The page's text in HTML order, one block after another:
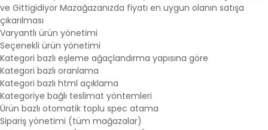
ve Gittigidiyor Mazağazanızda fiyatı en uygun olanın satışa
çıkarılması
Varyantlı ürün yönetimi
Seçenekli ürün yönetimi
Kategori bazlı eşleme ağaçlandırma yapısına göre
Kategori bazlı oranlama
Kategori bazlı html açıklama
Kategoriye bağlı teslimat yöntemleri
Ürün bazlı otomatik toplu spec atama
Sipariş yönetimi (tüm mağazalar)